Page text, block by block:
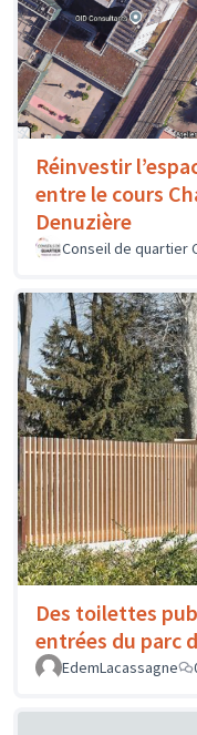
Réinvestir
entre le cours
Denuzière
Conseil de quartier
Des toilettes
entrées du parc
EdemLacassagne